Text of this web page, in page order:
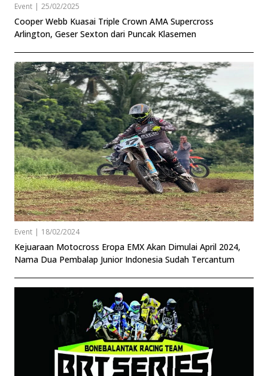
Event | 25/02/2025
Cooper Webb Kuasai Triple Crown AMA Supercross
Arlington, Geser Sexton dari Puncak Klasemen
Event | 18/02/2024
Kejuaraan Motocross Eropa EMX Akan Dimulai April 2024,
Nama Dua Pembalap Junior Indonesia Sudah Tercantum